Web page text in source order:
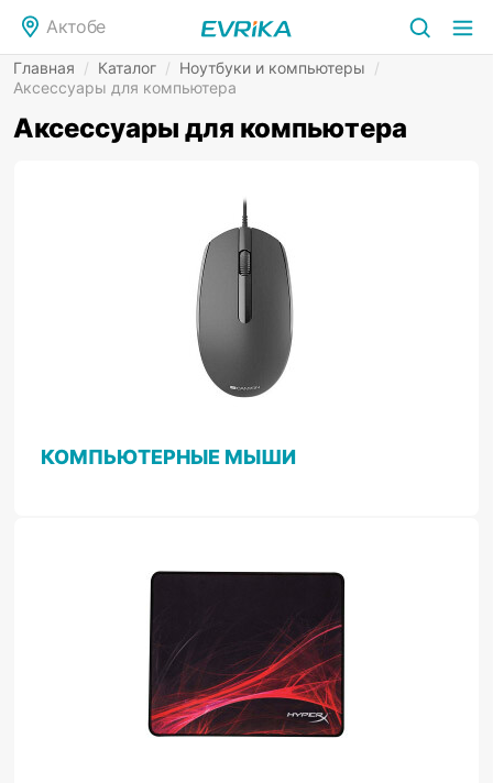
Актобе
Главная / Каталог / Ноутбуки и компьютеры /
Аксессуары для компьютера
Аксессуары для компьютера
КОМПЬЮТЕРНЫЕ МЫШИ